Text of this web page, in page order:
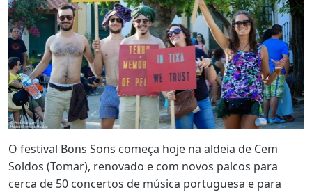
O festival Bons Sons começa hoje na aldeia de Cem
Soldos (Tomar), renovado e com novos palcos para
cerca de 50 concertos de música portuguesa e para